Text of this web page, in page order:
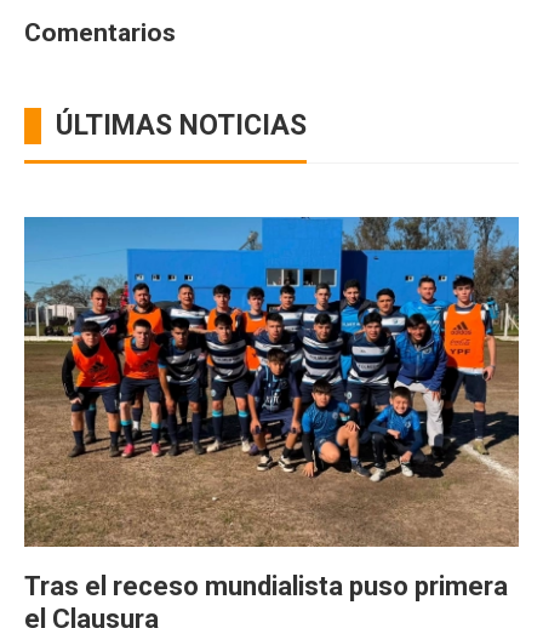
Comentarios
ÚLTIMAS NOTICIAS
Tras el receso mundialista puso primera
el Clausura